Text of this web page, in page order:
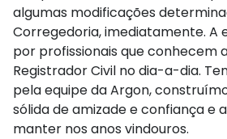
algumas modificações
Corregedoria, imediatamente. A
por profissionais que conhecem
Registrador Civil no dia-a-dia.
pela equipe da Argon,
sólida de amizade e confiança e
manter nos anos vindouros.